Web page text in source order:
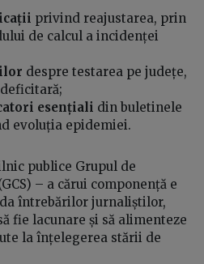
privind reajustarea, prin
de calcul a incidenței
despre testarea pe județe,
esențiali din buletinele
evoluția epidemiei.
publice Grupul de
– a cărui componență e
întrebărilor jurnaliștilor,
fie lacunare și să alimenteze
la înțelegerea stării de